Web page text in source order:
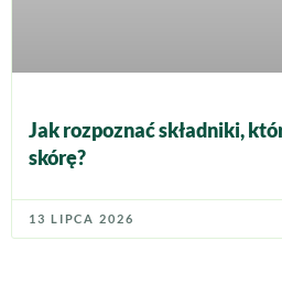
Jak rozpoznać składniki,
skórę?
13 LIPCA 2026